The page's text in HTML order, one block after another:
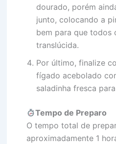
dourado, porém
junto, colocando a
bem para que todos
translúcida.
Por último, finalize
fígado acebolado
saladinha fresca
Tempo de Preparo
O tempo total de
aproximadamente 1